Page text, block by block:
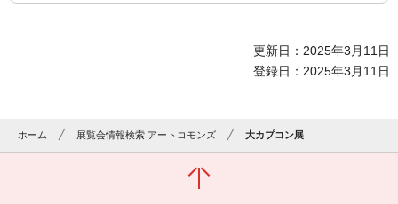
更新日：2025年3月11日
登録日：2025年3月11日
ホーム 展覧会情報検索 アートコモンズ 大カプコン展